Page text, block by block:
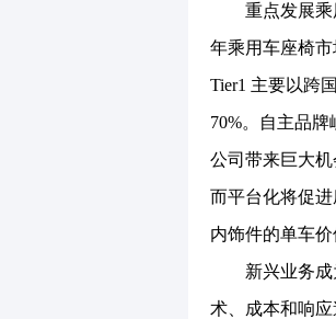
重点发展乘用
年乘用车座椅市
Tier1 主要以跨
70%。自主品
公司带来巨大
而平台化将促
内饰件的单车价
新兴业务成为
术、成本和响